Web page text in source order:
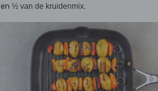
en ½ van de kruidenmix.